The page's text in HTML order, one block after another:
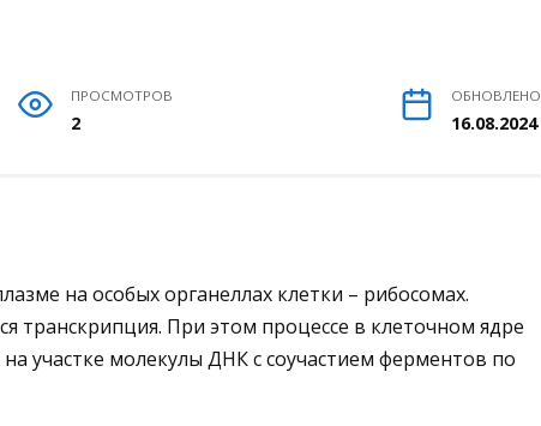
ПРОСМОТРОВ
2
ОБНОВЛЕНО
16.08.2024
на особых органеллах клетки – рибосомах.
транскрипция. При этом процессе в клеточном ядре
участке молекулы ДНК с соучастием ферментов по